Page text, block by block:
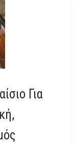
Για